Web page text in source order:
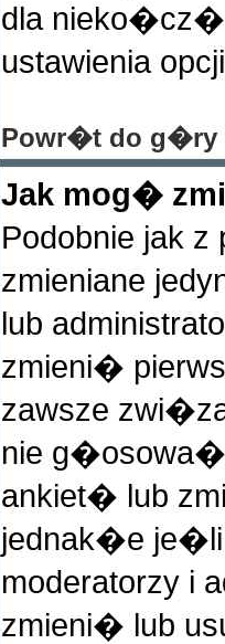
dla
ustawienia
Powr�t do g�ry
Jak mog�
Podobnie jak
zmieniane
lub
zmieni�
zawsze
nie
ankiet� lub
jednak�e
moderatorzy i
zmieni� lub